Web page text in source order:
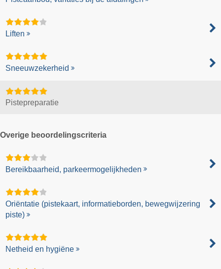
Liften
Sneeuwzekerheid
Pistepreparatie
Overige beoordelingscriteria
Bereikbaarheid, parkeermogelijkheden
Oriëntatie (pistekaart, informatieborden, bewegwijzering
piste)
Netheid en hygiëne